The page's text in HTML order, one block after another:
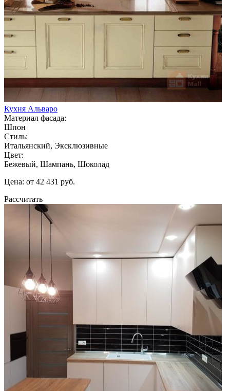
Кухня Альваро
Материал фасада:
Шпон
Стиль:
Итальянский, Эксклюзивные
Цвет:
Бежевый, Шампань, Шоколад
Цена: от 42 431 руб.
Рассчитать